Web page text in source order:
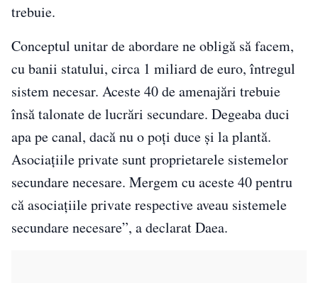
trebuie.
Conceptul unitar de abordare ne obligă să facem,
cu banii statului, circa 1 miliard de euro, întregul
sistem necesar. Aceste 40 de amenajări trebuie
însă talonate de lucrări secundare. Degeaba duci
apa pe canal, dacă nu o poți duce și la plantă.
Asociațiile private sunt proprietarele sistemelor
secundare necesare. Mergem cu aceste 40 pentru
că asociațiile private respective aveau sistemele
secundare necesare”, a declarat Daea.